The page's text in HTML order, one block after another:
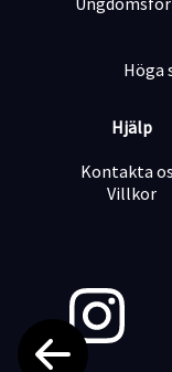
Höga
Hjälp
Kontakta
Villkor